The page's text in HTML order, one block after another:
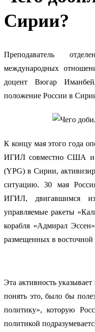
Сирии?
Преподаватель
международных
доцент Вюгар
положение России в
К концу мая этого года
ИГИЛ совместно США и
(YPG) в Сирии,
ситуацию. 30 мая
ИГИЛ, двигавшимся
управляемые ракеты
корабля «Адмирал
размещенных в восточной
Эта активность
понять это, было бы
политику», которую
политикой